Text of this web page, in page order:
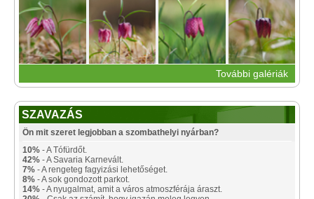
További galériák
SZAVAZÁS
Ön mit szeret legjobban a szombathelyi nyárban?
10% - A Tófürdőt.
42% - A Savaria Karnevált.
7% - A rengeteg fagyizási lehetőséget.
8% - A sok gondozott parkot.
14% - A nyugalmat, amit a város atmoszférája áraszt.